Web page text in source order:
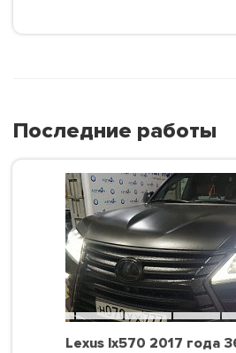
Последние работы
Lexus lx570 2017 года